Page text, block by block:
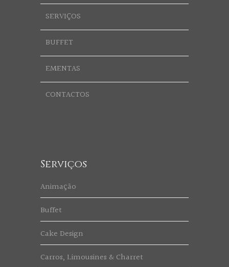
SERVIÇOS
BUFFET
EMENTAS
CONTACTOS
Serviços
Animação
Buffet
Cake Design
Carros, Limousines & Charret